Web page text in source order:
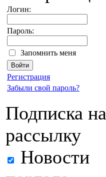
Логин:
Пароль:
Запомнить меня
Регистрация
Забыли свой пароль?
Подписка на
рассылку
Новости